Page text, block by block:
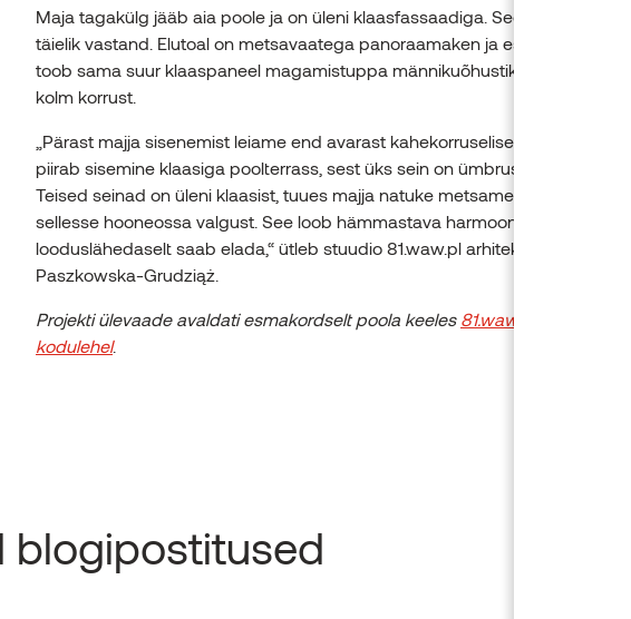
Maja tagakülg jääb aia poole ja on üleni klaasfassaadiga. See on esikülje
täielik vastand. Elutoal on metsavaatega panoraamaken ja esimesel korrusel
toob sama suur klaaspaneel magamistuppa männikuõhustiku. Hoonel on
kolm korrust.
„Pärast majja sisenemist leiame end avarast kahekorruselisest hallist, mida
piirab sisemine klaasiga poolterrass, sest üks sein on ümbruskonda avatud.
Teised seinad on üleni klaasist, tuues majja natuke metsameeleolu ja lastes
sellesse hooneossa valgust. See loob hämmastava harmoonia ja näitab, kui
looduslähedaselt saab elada,“ ütleb stuudio 81.waw.pl arhitekt Anna
Paszkowska-Grudziąż.
Projekti ülevaade avaldati esmakordselt poola keeles 81.waw.pl stuudio
kodulehel.
blogipostitused